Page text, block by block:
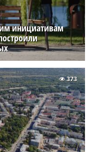
инициативам
373